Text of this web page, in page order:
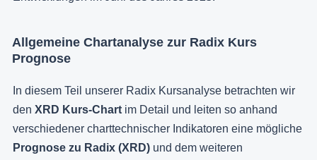
Allgemeine Chartanalyse zur Radix Kurs
Prognose
In diesem Teil unserer Radix Kursanalyse betrachten wir
den XRD Kurs-Chart im Detail und leiten so anhand
verschiedener charttechnischer Indikatoren eine mögliche
Prognose zu Radix (XRD) und dem weiteren